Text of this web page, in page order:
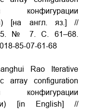
конфигурации
[на англ. яз.] //
85. № 7. С. 61–68.
85-07-61-68
Rao Iterative
array configuration
конфигурации
[in English] //